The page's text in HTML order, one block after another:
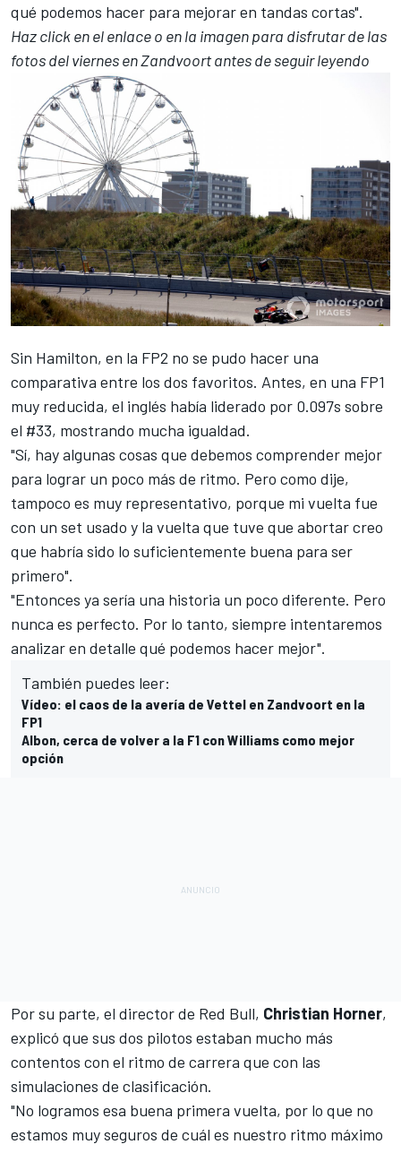
qué podemos hacer para mejorar en tandas cortas".
Haz click en el enlace o en la imagen para disfrutar de las
fotos del viernes en Zandvoort antes de seguir leyendo
Sin Hamilton, en la FP2 no se pudo hacer una
comparativa entre los dos favoritos. Antes, en una FP1
muy reducida, el inglés había liderado por 0.097s sobre
el #33, mostrando mucha igualdad.
"Sí, hay algunas cosas que debemos comprender mejor
para lograr un poco más de ritmo. Pero como dije,
tampoco es muy representativo, porque mi vuelta fue
con un set usado y la vuelta que tuve que abortar creo
que habría sido lo suficientemente buena para ser
primero".
"Entonces ya sería una historia un poco diferente. Pero
nunca es perfecto. Por lo tanto, siempre intentaremos
analizar en detalle qué podemos hacer mejor".
También puedes leer:
Vídeo: el caos de la avería de Vettel en Zandvoort en la
FP1
Albon, cerca de volver a la F1 con Williams como mejor
opción
Por su parte, el director de Red Bull, Christian Horner,
explicó que sus dos pilotos estaban mucho más
contentos con el ritmo de carrera que con las
simulaciones de clasificación.
"No logramos esa buena primera vuelta, por lo que no
estamos muy seguros de cuál es nuestro ritmo máximo